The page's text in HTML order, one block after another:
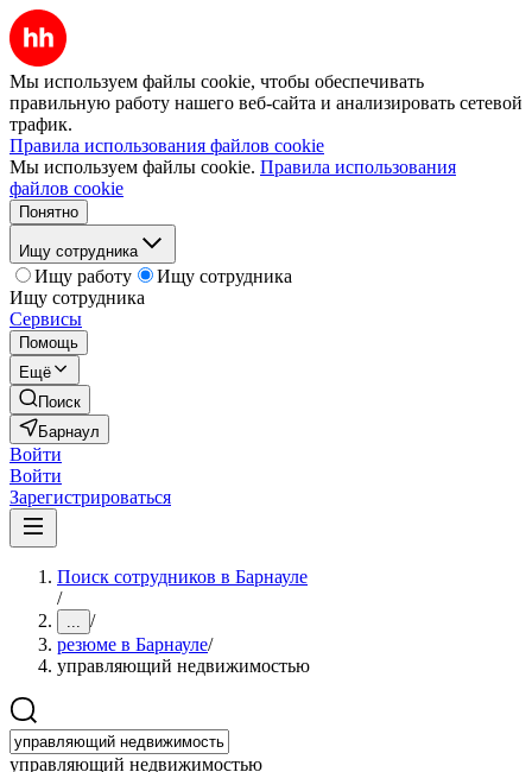
Мы используем файлы cookie, чтобы обеспечивать
правильную работу нашего веб-сайта и анализировать сетевой
трафик.
Правила использования файлов cookie
Мы используем файлы cookie. Правила использования
файлов cookie
Понятно
Ищу сотрудника
Ищу работу
Ищу сотрудника
Ищу сотрудника
Сервисы
Помощь
Ещё
Поиск
Барнаул
Войти
Войти
Зарегистрироваться
Поиск сотрудников в Барнауле
/
... /
резюме в Барнауле/
управляющий недвижимостью
управляющий недвижимостью